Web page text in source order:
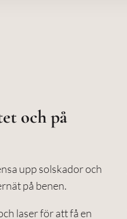
och på
upp solskador och
på benen.
laser för att få en